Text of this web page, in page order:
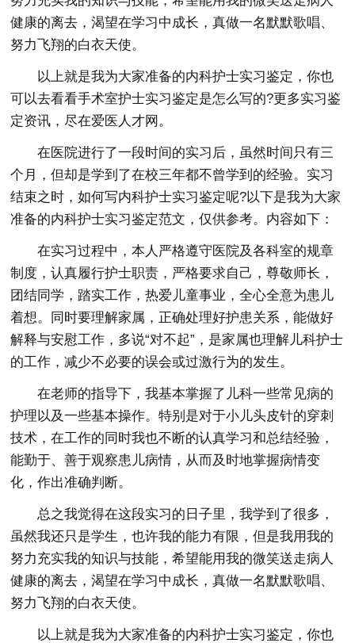
健康的离去，渴望在学习中成长，真做一名默默歌唱、
努力飞翔的白衣天使。
以上就是我为大家准备的内科护士实习鉴定，你也
可以去看看手术室护士实习鉴定是怎么写的?更多实习鉴
定资讯，尽在爱医人才网。
在医院进行了一段时间的实习后，虽然时间只有三
个月，但却是学到了在校三年都不曾学到的经验。实习
结束之时，如何写内科护士实习鉴定呢?以下是我为大家
准备的内科护士实习鉴定范文，仅供参考。内容如下：
在实习过程中，本人严格遵守医院及各科室的规章
制度，认真履行护士职责，严格要求自己，尊敬师长，
团结同学，踏实工作，热爱儿童事业，全心全意为患儿
着想。同时要理解家属，正确处理好护患关系，能做好
解释与安慰工作，多说“对不起”，是家属也理解儿科护士
的工作，减少不必要的误会或过激行为的发生。
在老师的指导下，我基本掌握了儿科一些常见病的
护理以及一些基本操作。特别是对于小儿头皮针的穿刺
技术，在工作的同时我也不断的认真学习和总结经验，
能勤于、善于观察患儿病情，从而及时地掌握病情变
化，作出准确判断。
总之我觉得在这段实习的日子里，我学到了很多，
虽然我还只是学生，也许我的能力有限，但是我用我的
努力充实我的知识与技能，希望能用我的微笑送走病人
健康的离去，渴望在学习中成长，真做一名默默歌唱、
努力飞翔的白衣天使。
以上就是我为大家准备的内科护士实习鉴定，你也